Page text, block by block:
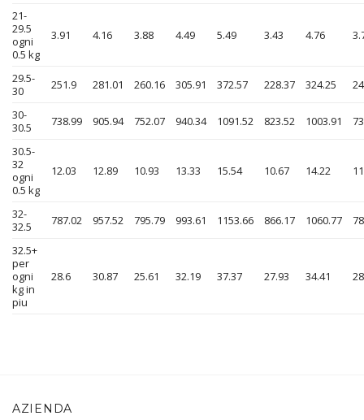
21-
29.5
ogni
0.5 kg
3.91 4.16 3.88 4.49 5.49 3.43 4.76
29.5-
30
251.9 281.01 260.16 305.91 372.57 228.37 324.25
30-
30.5
738.99 905.94 752.07 940.34 1091.52 823.52 1003.91
30.5-
32
ogni
0.5 kg
12.03 12.89 10.93 13.33 15.54 10.67 14.22
32-
32.5
787.02 957.52 795.79 993.61 1153.66 866.17 1060.77
32.5+
per
ogni
kg in
piu
28.6 30.87 25.61 32.19 37.37 27.93 34.41
AZIENDA